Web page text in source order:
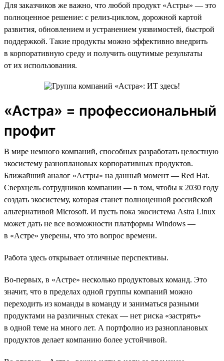
Для заказчиков же важно, что любой продукт «Астры» — это
полноценное решение: с релиз-циклом, дорожной картой
развития, обновлением и устранением уязвимостей, быстрой
поддержкой. Такие продукты можно эффективно внедрить
в корпоративную среду и получить ощутимые результаты
от их использования.
«Астра» = профессиональный
профит
В мире немного компаний, способных разработать целостную
экосистему разноплановых корпоративных продуктов.
Ближайший аналог «Астры» на данный момент — Red Hat.
Сверхцель сотрудников компании — в том, чтобы к 2030 году
создать экосистему, которая станет полноценной российской
альтернативой Microsoft. И пусть пока экосистема Astra Linux
может дать не все возможности платформы Windows —
в «Астре» уверены, что это вопрос времени.
Работа здесь открывает отличные перспективы.
Во-первых, в «Астре» несколько продуктовых команд. Это
значит, что в пределах одной группы компаний можно
переходить из команды в команду и заниматься разными
продуктами на различных стеках — нет риска «застрять»
в одной теме на много лет. А портфолио из разноплановых
продуктов делает компанию более устойчивой.